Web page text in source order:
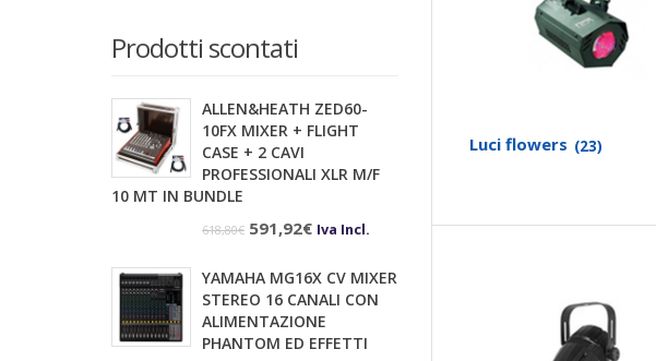
Luci flowers (23)
Prodotti scontati
ALLEN&HEATH ZED60-
10FX MIXER + FLIGHT
CASE + 2 CAVI
PROFESSIONALI XLR M/F
10 MT IN BUNDLE
618,80€ Il
originale
era:
618,80€.
591,92€Il
attuale
è:
591,92€.
Iva Incl.
YAMAHA MG16X CV MIXER
STEREO 16 CANALI CON
ALIMENTAZIONE
PHANTOM ED EFFETTI